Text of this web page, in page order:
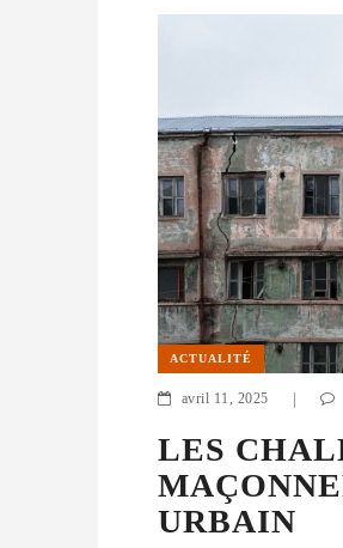
ACTUALITÉ
avril 11, 2025
LES
URBAIN